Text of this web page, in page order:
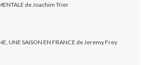
de Joachim Trier
UNE SAISON EN FRANCE de Jeremy Frey